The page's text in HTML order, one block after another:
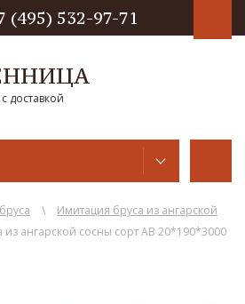
(495) 532-97-71
доставкой
\
Имитация бруса из ангарской
из ангарской сосны сорт AB 20*190*3000